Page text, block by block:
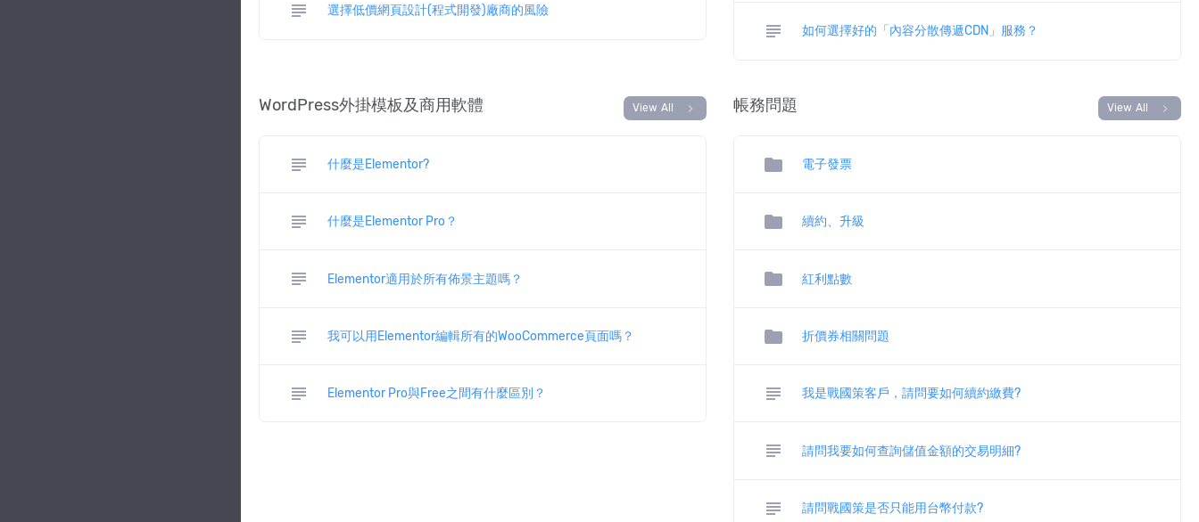
subject 選擇低價網頁設計(程式開發)廠商的風險
subject 如何選擇好的「內容分散傳遞CDN」服務？
WordPress外掛模板及商用軟體 View All chevron_right
subject 什麼是Elementor?
subject 什麼是Elementor Pro？
subject Elementor適用於所有佈景主題嗎？
subject 我可以用Elementor編輯所有的WooCommerce頁面嗎？
subject Elementor Pro與Free之間有什麼區別？
帳務問題 View All chevron_right
folder 電子發票
folder 續約、升級
folder 紅利點數
folder 折價券相關問題
subject 我是戰國策客戶，請問要如何續約繳費?
subject 請問我要如何查詢儲值金額的交易明細?
subject 請問戰國策是否只能用台幣付款?